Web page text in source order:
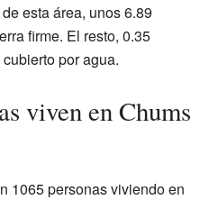
esta área, unos 6.89
firme. El resto, 0.35
por agua.
viven en Chums
1065 personas viviendo en